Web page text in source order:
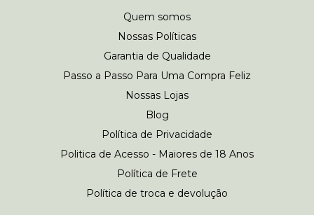
Quem somos
Nossas Políticas
Garantia de Qualidade
Passo a Passo Para Uma Compra Feliz
Nossas Lojas
Blog
Política de Privacidade
Politica de Acesso - Maiores de 18 Anos
Política de Frete
Política de troca e devolução